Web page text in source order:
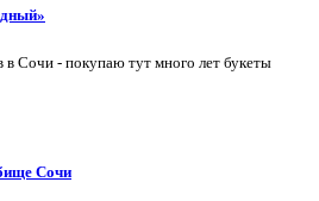
в Сочи - покупаю тут много лет букеты
Сочи